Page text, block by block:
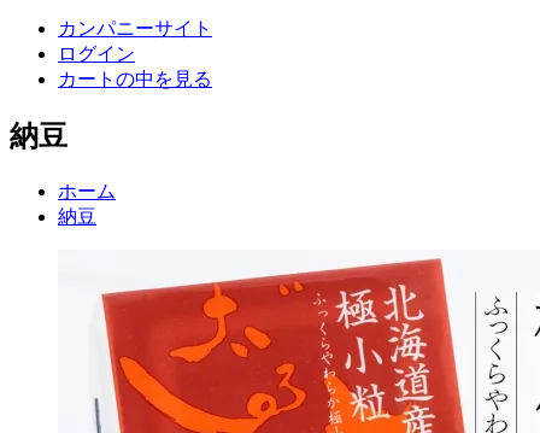
カンパニーサイト
ログイン
カートの中を見る
納豆
ホーム
納豆